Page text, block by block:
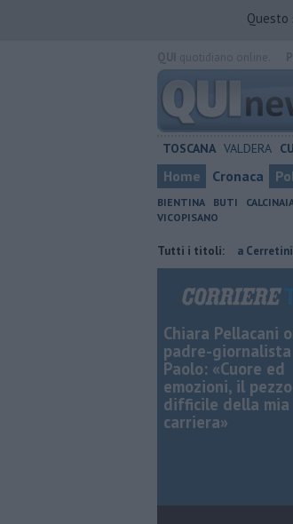
TOSCANA VALDERA
Home Cronaca
BIENTINA BUTI
VICOPISANO
Tutti i titoli:
Casa Cerretini,
Chiara Pellacani
padre-giornalista
Paolo: «Cuore ed
emozioni, il
difficile della mia
carriera»